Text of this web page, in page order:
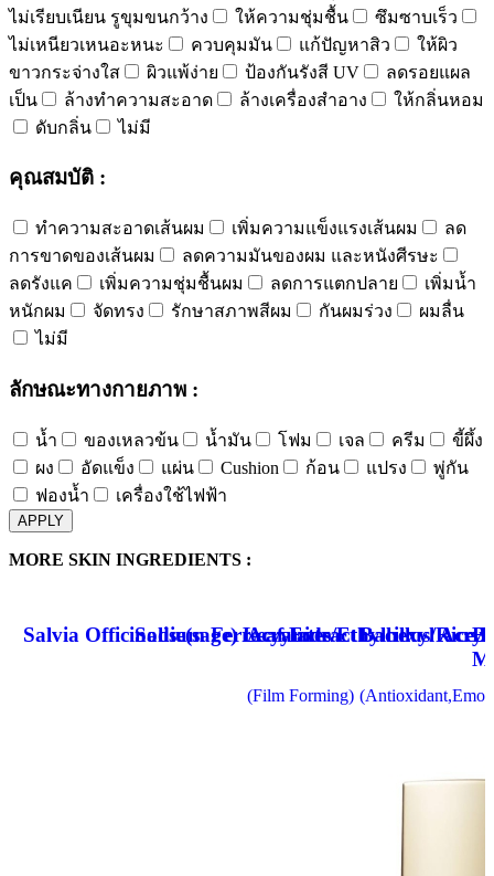
ไม่เรียบเนียน รูขุมขนกว้าง
ให้ความชุ่มชื้น
ซึมซาบเร็ว
ไม่เหนียวเหนอะหนะ
ควบคุมมัน แก้ปัญหาสิว
ให้ผิว
ขาวกระจ่างใส
ผิวแพ้ง่าย ป้องกันรังสี UV
ลดรอยแผล
เป็น
ล้างทำความสะอาด ล้างเครื่องสำอาง
ให้กลิ่นหอม
ดับกลิ่น
ไม่มี
คุณสมบัติ :
ทำความสะอาดเส้นผม เพิ่มความแข็งแรงเส้นผม
ลด
การขาดของเส้นผม
ลดความมันของผม และหนังศีรษะ
ลดรังแค
เพิ่มความชุ่มชื้นผม ลดการแตกปลาย
เพิ่มน้ำ
หนักผม
จัดทรง รักษาสภาพสีผม กันผมร่วง
ผมลื่น
ไม่มี
ลักษณะทางกายภาพ :
น้ำ ของเหลวข้น น้ำมัน โฟม เจล ครีม
ขี้ผึ้ง
ผง
อัดแข็ง แผ่น Cushion ก้อน แปรง
พู่กัน
ฟองน้ำ
เครื่องใช้ไฟฟ้า
APPLY
MORE SKIN INGREDIENTS :
Salvia Officinalise(sage) Leaf Extract
Sodium FerrocyanideAcrylates/Ethylhexyl
(Film Forming)
Bacillus/Rice